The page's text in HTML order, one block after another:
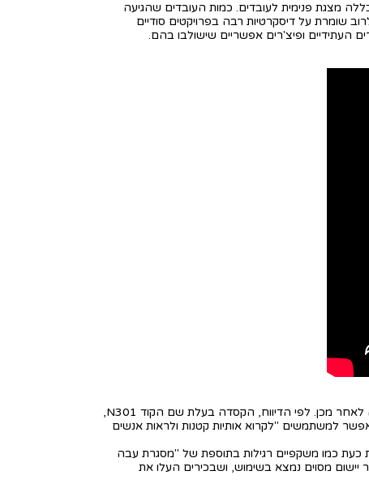
מצגת פנימית לעובדים. כמות העובדים שהגיעה
שומרת על דיסקרטיות רבה בפרויקטים סודיים
ופיצ'רים אפשריים שישולבו בהם.
שני המוצרים עליהם דובר בפגישה הם קסדה שתכלול פונקציות של AR ו-VR, ותצא ב-2022, ומשקפי AR שהשקתם מתוכננת לשנה לאחר מכן. לפי הדיווח, הקסדה בעלת שם הקוד N301,
למשתמשים "לקרוא אותיות קטנות ולראות אנשים
הן נראות כעת כמו משקפיים רגילות בתוספת של "מסגרת עבה
מסוים נמצא בשימוש, ושבכירים העלו את